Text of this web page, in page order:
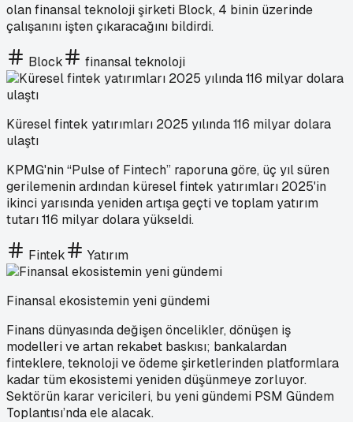
olan finansal teknoloji şirketi Block, 4 binin üzerinde
çalışanını işten çıkaracağını bildirdi.
Block finansal teknoloji
Küresel fintek yatırımları 2025 yılında 116 milyar dolara
ulaştı
KPMG'nin “Pulse of Fintech” raporuna göre, üç yıl süren
gerilemenin ardından küresel fintek yatırımları 2025'in
ikinci yarısında yeniden artışa geçti ve toplam yatırım
tutarı 116 milyar dolara yükseldi.
Fintek Yatırım
Finansal ekosistemin yeni gündemi
Finans dünyasında değişen öncelikler, dönüşen iş
modelleri ve artan rekabet baskısı; bankalardan
finteklere, teknoloji ve ödeme şirketlerinden platformlara
kadar tüm ekosistemi yeniden düşünmeye zorluyor.
Sektörün karar vericileri, bu yeni gündemi PSM Gündem
Toplantısı’nda ele alacak.